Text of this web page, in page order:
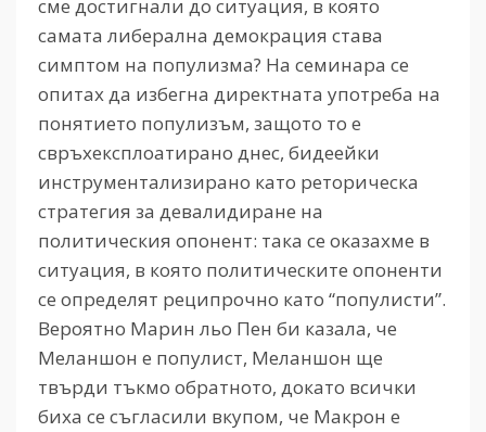
сме достигнали до ситуация, в която
самата либерална демокрация става
симптом на популизма? На семинара се
опитах да избегна директната употреба на
понятието популизъм, защото то е
свръхексплоатирано днес, бидеейки
инструментализирано като реторическа
стратегия за девалидиране на
политическия опонент: така се оказахме в
ситуация, в която политическите опоненти
се определят реципрочно като “популисти”.
Вероятно Марин льо Пен би казала, че
Меланшон е популист, Меланшон ще
твърди тъкмо обратното, докато всички
биха се съгласили вкупом, че Макрон е